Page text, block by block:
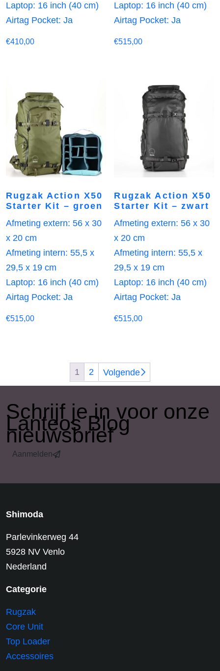
Laptop: 16 inch (40 cm)
Airtag Pocket: Ja
€410,00
Laptop: 16 inch (40 cm)
Airtag Pocket: Ja
€515,00
Rugzak Action X50
Starter Kit – groen
Afmeting extern: 56 x 30
x 20 cm
Afmeting intern: 55,5 x
29,5 x 19 cm
Laptop: 16 inch (40 cm)
Airtag Pocket: Ja
€515,00
Rugzak Action X50
Starter Kit – zwart
Afmeting extern: 56 x 30
x 20 cm
Afmeting intern: 55,5 x
29,5 x 19 cm
Laptop: 16 inch (40 cm)
Airtag Pocket: Ja
€515,00
1 2 Volgende
​Schrijf je in voor onze
Lanteos Blog
nieuwsbrief
Aanmelden
Shimoda
Parlevinkerweg 44
5928 NV Venlo
Nederland
Categorie
Rugzak
Core Unit
Top Loader
Accessoires